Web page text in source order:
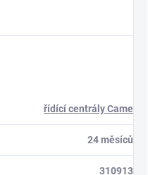
řídící centrály Came
24 měsíců
310913